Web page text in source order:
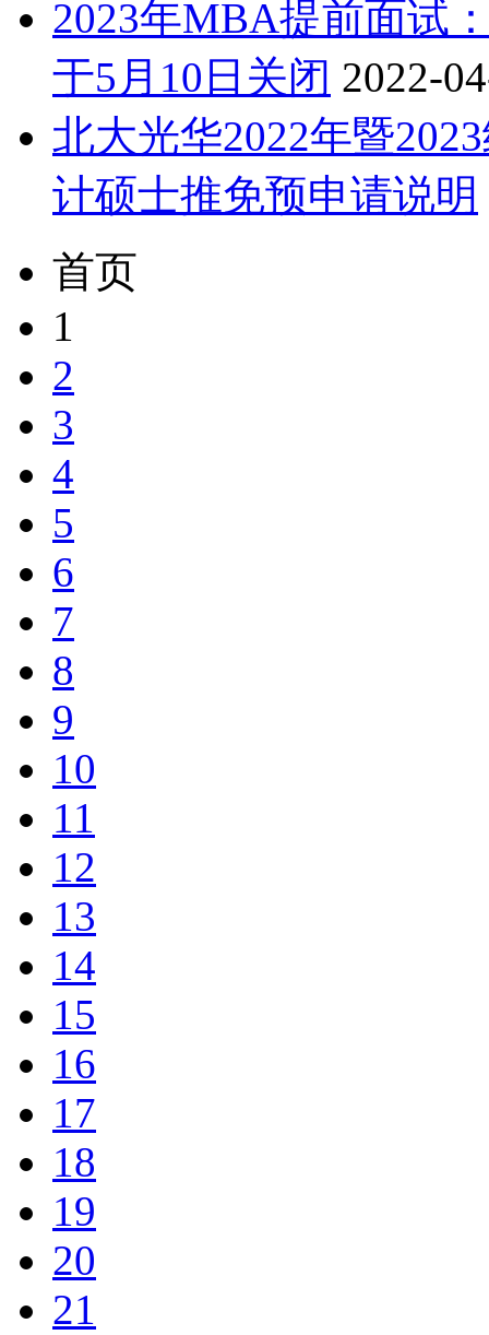
2023年MBA提前面试
于5月10日关闭 2022-
北大光华2022年暨
计硕士推免预申请说明
首页
1
2
3
4
5
6
7
8
9
10
11
12
13
14
15
16
17
18
19
20
21